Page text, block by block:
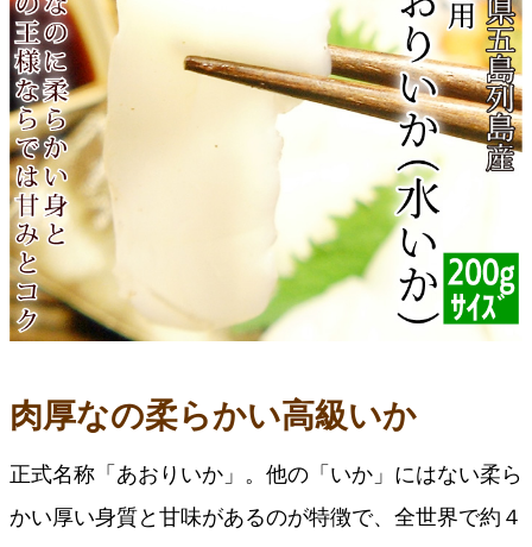
肉厚なの柔らかい高級いか
正式名称「あおりいか」。他の「いか」にはない柔ら
かい厚い身質と甘味があるのが特徴で、全世界で約４